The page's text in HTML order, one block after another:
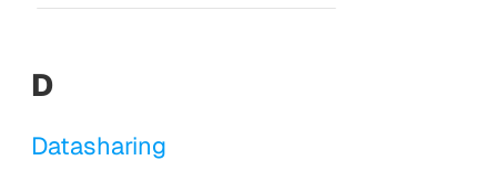
D
Datasharing